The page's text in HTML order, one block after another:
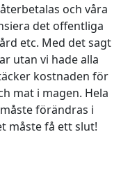
och våra
det offentliga
etc. Med det sagt
utan vi hade alla
kostnaden för
mat i magen. Hela
förändras i
måste få ett slut!